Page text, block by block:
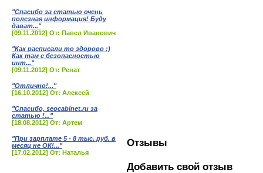
"Спасибо за статью очень
полезная информация! Буду
дават..."
[09.11.2012] От: Павел Иванович
"Как расписали то здорово :)
Как там с безопасностью
инт..."
[09.11.2012] От: Ренат
"Отлично!..."
[16.10.2012] От: Алексей
"Спасибо, seocabinet.ru за
статью !..."
[18.08.2012] От: Артем
"При зарплате 5 - 8 тыс. руб. в
месяц не ОК!..."
[17.02.2012] От: Наталья
Отзывы
Добавить свой отзыв